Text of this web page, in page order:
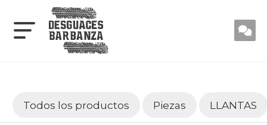
Todos los productos Piezas LLANTAS